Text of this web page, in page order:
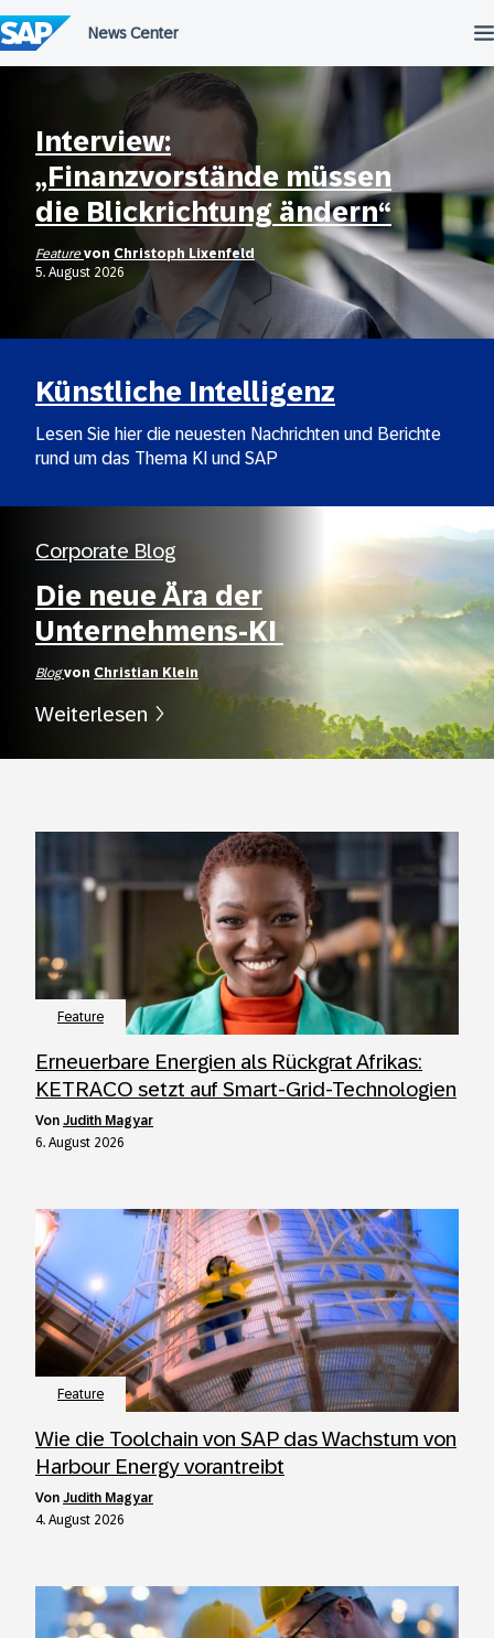
Interview:
„Finanzvorstände müssen
die Blickrichtung ändern“
Featurevon Christoph Lixenfeld
5. August 2026
Künstliche Intelligenz
Lesen Sie hier die neuesten Nachrichten und Berichte
rund um das Thema KI und SAP
Corporate Blog
Die neue Ära der
Unternehmens-KI
Blogvon Christian Klein
Weiterlesen
Feature
Erneuerbare Energien als Rückgrat Afrikas:
KETRACO setzt auf Smart-Grid-Technologien
von Judith Magyar
6. August 2026
Feature
Wie die Toolchain von SAP das Wachstum von
Harbour Energy vorantreibt
von Judith Magyar
4. August 2026